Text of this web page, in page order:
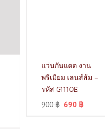
แว่นกันแดด งาน
พรีเมียม เลนส์ส้ม –
รหัส G111OE
900฿ 690 ฿